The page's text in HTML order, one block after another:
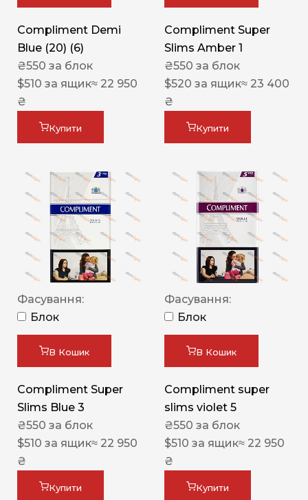
Compliment Demi
Blue (20) (6)
₴550 за блок
$510 за ящик≈ 22 950
₴
Купити
Compliment Super
Slims Amber 1
₴550 за блок
$520 за ящик≈ 23 400
₴
Купити
Фасування:
Блок
В Кошик
Compliment Super
Slims Blue 3
₴550 за блок
$510 за ящик≈ 22 950
₴
Купити
Фасування:
Блок
В Кошик
Compliment super
slims violet 5
₴550 за блок
$510 за ящик≈ 22 950
₴
Купити